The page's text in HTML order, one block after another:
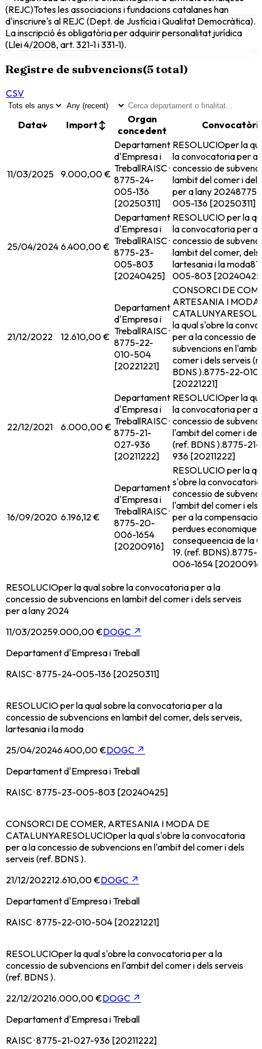
(REJC)Totes les associacions i fundacions catalanes han
d'inscriure's al REJC (Dept. de Justícia i Qualitat Democràtica).
La inscripció és obligatòria per adquirir personalitat jurídica
(Llei 4/2008, art. 321-1 i 331-1).
Registre de subvencions(5 total)
CSV
Data↓ Import↕
Organ
concedent
11/03/2025 9.000,00 €
Departament
d'Empresa i
TreballRAISC ·
8775-24-
005-136
[20250311]
RESOLUCIOper la
la convocatoria per a
concessio de
lambit del comer i
per a lany 2024
005-136 [20250311]
25/04/2024 6.400,00 €
Departament
d'Empresa i
TreballRAISC ·
8775-23-
005-803
[20240425]
RESOLUCIO per la
la convocatoria per a
concessio de
lambit del comer, dels
lartesania i la moda
005-803
21/12/2022 12.610,00 €
Departament
d'Empresa i
TreballRAISC ·
8775-22-
010-504
[20221221]
CONSORCI DE
ARTESANIA I MODA
la qual s'obre la
per a la concessio de
subvencions en
comer i dels serveis
BDNS ).8775-22-
[20221221]
22/12/2021 6.000,00 €
Departament
d'Empresa i
TreballRAISC ·
8775-21-
027-936
[20211222]
RESOLUCIOper la
la convocatoria per a
concessio de
l'ambit del comer i
(ref. BDNS ).8775-
936 [20211222]
16/09/2020 6.196,12 €
Departament
d'Empresa i
TreballRAISC ·
8775-20-
006-1654
[20200916]
RESOLUCIO per la
s'obre la
concessio de
l'ambit del comer i els
per a la compensacio
perdues
consequeencia de la
19. (ref. BDNS).8775-
006-1654
RESOLUCIOper la qual sobre la convocatoria per a la
concessio de subvencions en lambit del comer i dels serveis
per a lany 2024
11/03/20259.000,00 €DOGC ↗
Departament d'Empresa i Treball
RAISC · 8775-24-005-136 [20250311]
RESOLUCIO per la qual sobre la convocatoria per a la
concessio de subvencions en lambit del comer, dels serveis,
lartesania i la moda
25/04/20246.400,00 €DOGC ↗
Departament d'Empresa i Treball
RAISC · 8775-23-005-803 [20240425]
CONSORCI DE COMER, ARTESANIA I MODA DE
CATALUNYARESOLUCIOper la qual s'obre la convocatoria
per a la concessio de subvencions en l'ambit del comer i dels
serveis (ref. BDNS ).
21/12/202212.610,00 €DOGC ↗
Departament d'Empresa i Treball
RAISC · 8775-22-010-504 [20221221]
RESOLUCIOper la qual s'obre la convocatoria per a la
concessio de subvencions en l'ambit del comer i dels serveis
(ref. BDNS ).
22/12/20216.000,00 €DOGC ↗
Departament d'Empresa i Treball
RAISC · 8775-21-027-936 [20211222]